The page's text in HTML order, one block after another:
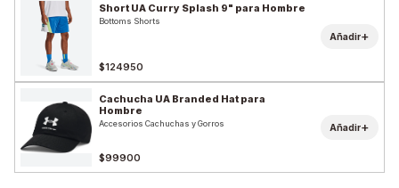
Short UA Curry Splash 9" para Hombre
Bottoms Shorts
$124950
Añadir+
Cachucha UA Branded Hat para
Hombre
Accesorios Cachuchas y Gorros
$99900
Añadir+